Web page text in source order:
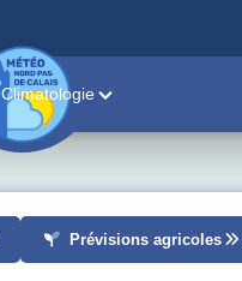
Climatologie
Prévisions agricoles